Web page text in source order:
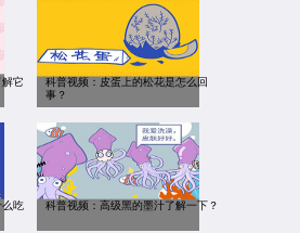
它
科普视频：皮蛋上的松花是怎么回
事？
吃
科普视频：高级黑的墨汁了解一下？